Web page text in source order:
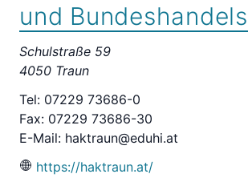
und
Schulstraße 59
4050 Traun
Tel: 07229 73686-0
Fax: 07229 73686-30
E-Mail: haktraun@eduhi.at
https://haktraun.at/